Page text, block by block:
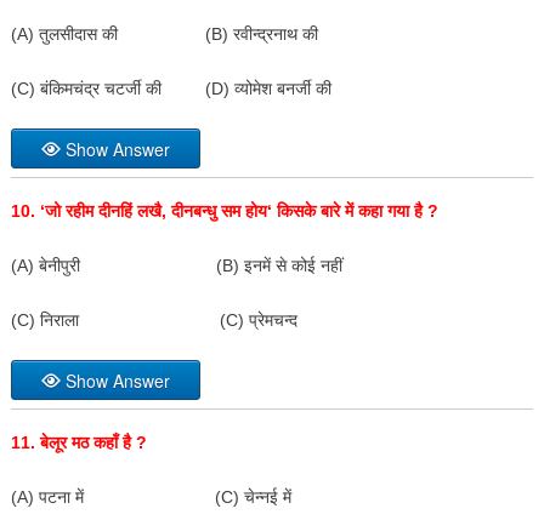
(A) तुलसीदास की (B) रवीन्द्रनाथ की
(C) बंकिमचंद्र चटर्जी की (D) व्योमेश बनर्जी की
Show Answer
10. ‘जो रहीम दीनहिं लखै,दीनबन्धु सम होय‘किसके बारे में कहा गया है?
(A) बेनीपुरी (B) इनमें से कोई नहीं
(C) निराला (C) प्रेमचन्द
Show Answer
11.बेलूर मठ कहाँ है ?
(A) पटना में (C) चेन्नई में